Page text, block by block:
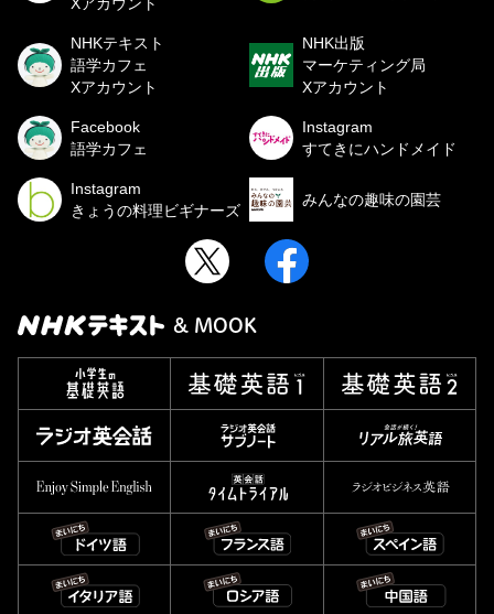
NHKテキスト
語学カフェ
Xアカウント
NHK出版
マーケティング局
Xアカウント
Facebook
語学カフェ
Instagram
すてきにハンドメイド
Instagram
きょうの料理ビギナーズ
みんなの趣味の園芸
& MOOK